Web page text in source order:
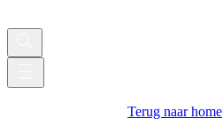
Terug naar home